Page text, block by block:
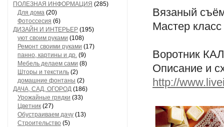
ПОЛЕЗНАЯ ИНФОРМАЦИЯ (285)
Для дома (20)
Фотоссесия (6)
ДИЗАЙН И ИНТЕРЬЕР (195)
уют своим руками (108)
Ремонт своими руками (17)
панно, картины и др. (9)
Мебель делаем сами (8)
Шторы и текстиль (2)
домашние фонтаны (2)
ДАЧА, САД, ОГОРОД (186)
Урожайные грядки (33)
Цветник (27)
Обустраиваем дачу (13)
Строительство (5)
Вязаный
Мастер
Воротник
Описание и
http://